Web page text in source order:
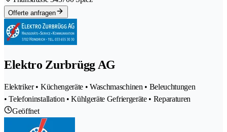
Offerte anfragen
Elektro Zurbrügg AG
Elektriker • Küchengeräte • Waschmaschinen • Beleuchtungen
• Telefoninstallation • Kühlgeräte Gefriergeräte • Reparaturen
Geöffnet